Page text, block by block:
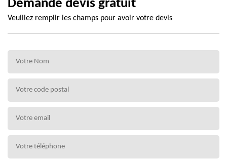
Demande devis gratuit
Veuillez remplir les champs pour avoir votre devis